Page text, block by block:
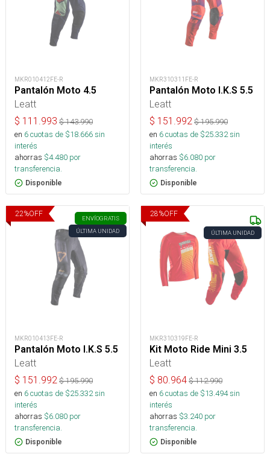
MKR010412FE-R
Pantalón Moto 4.5
Leatt
$ 111.993 $143.990
en 6cuotas de $18.666sin
interés
ahorras $4.480 por
transferencia.
Disponible
MKR310311FE-R
Pantalón Moto I.K.S 5.5
Leatt
$ 151.992 $195.990
en 6cuotas de $25.332sin
interés
ahorras $6.080 por
transferencia.
Disponible
22%OFF
ENVÍOGRATIS
ÚLTIMA UNIDAD
MKR010413FE-R
Pantalón Moto I.K.S 5.5
Leatt
$ 151.992 $195.990
en 6cuotas de $25.332sin
interés
ahorras $6.080 por
transferencia.
Disponible
28%OFF
ÚLTIMA UNIDAD
MKR310319FE-R
Kit Moto Ride Mini 3.5
Leatt
$ 80.964 $112.990
en 6cuotas de $13.494sin
interés
ahorras $3.240 por
transferencia.
Disponible